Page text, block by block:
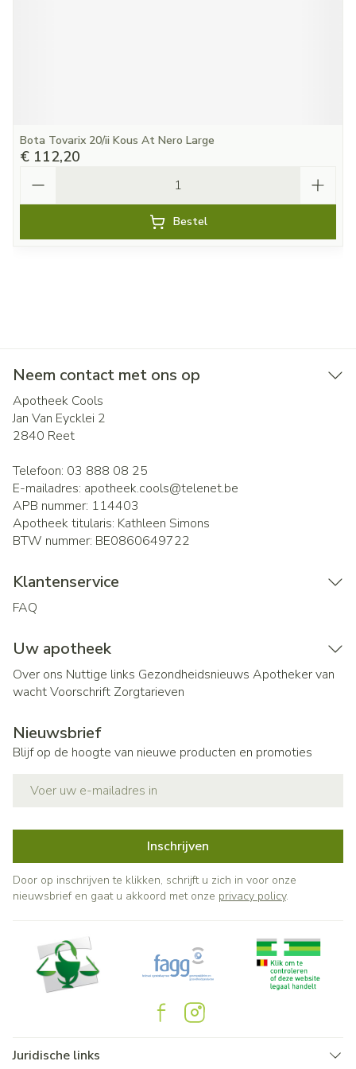
Bota Tovarix 20/ii Kous At Nero Large
€ 112,20
Bestel
Neem contact met ons op
Apotheek Cools
Jan Van Eycklei 2
2840 Reet
Telefoon: 03 888 08 25
E-mailadres: apotheek.cools@telenet.be
APB nummer: 114403
Apotheek titularis: Kathleen Simons
BTW nummer: BE0860649722
Klantenservice
FAQ
Uw apotheek
Over ons Nuttige links Gezondheidsnieuws Apotheker van
wachtVoorschrift Zorgtarieven
Nieuwsbrief
Blijf op de hoogte van nieuwe producten en promoties
Inschrijven
Door op inschrijven te klikken, schrijft u zich in voor onze
nieuwsbrief en gaat u akkoord met onze privacy policy.
Juridische links